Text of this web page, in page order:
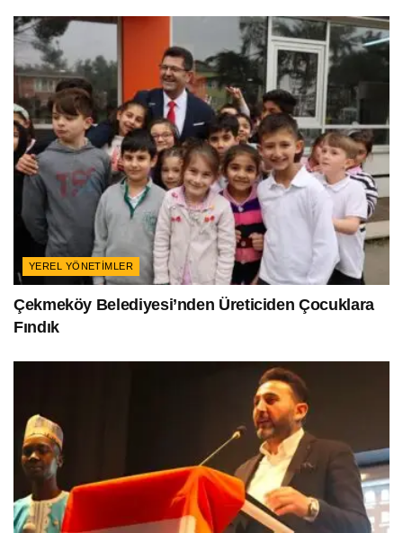
YEREL YÖNETIMLER
Çekmeköy Belediyesi’nden Üreticiden Çocuklara
Fındık